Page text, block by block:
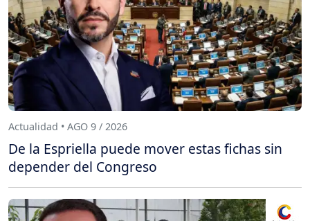
Actualidad • AGO 9 / 2026
De la Espriella puede mover estas fichas sin
depender del Congreso